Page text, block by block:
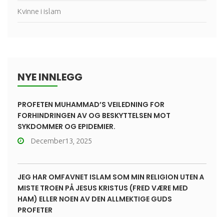
Kvinne i islam
NYE INNLEGG
PROFETEN MUHAMMAD’S VEILEDNING FOR
FORHINDRINGEN AV OG BESKYTTELSEN MOT
SYKDOMMER OG EPIDEMIER.
December13, 2025
JEG HAR OMFAVNET ISLAM SOM MIN RELIGION UTEN Å
MISTE TROEN PÅ JESUS KRISTUS (FRED VÆRE MED
HAM) ELLER NOEN AV DEN ALLMEKTIGE GUDS
PROFETER